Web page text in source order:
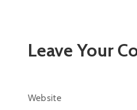
Leave Your